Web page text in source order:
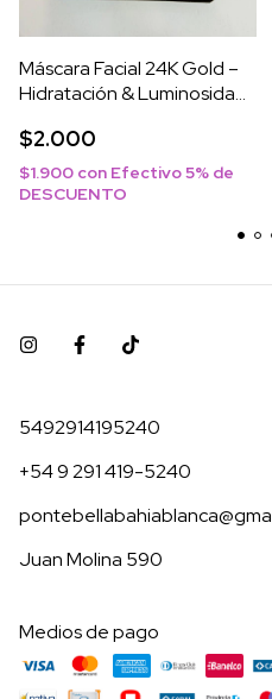
Máscara Facial 24K Gold –
Hidratación & Luminosidad
$2.000
$1.900 con Efectivo 5% de
DESCUENTO
5492914195240
+54 9 291 419-5240
Juan Molina 590
Medios de pago